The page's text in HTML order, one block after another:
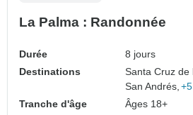
La Palma : Randonnée
Durée
8 jours
Destinations
Santa Cruz de
San Andrés,
Tranche d'âge
Âges 18+